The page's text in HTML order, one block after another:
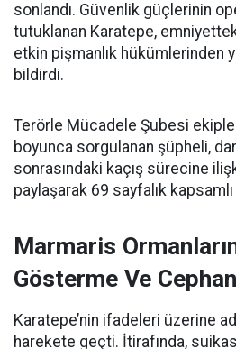
sonlandı. Güvenlik güçlerinin
tutuklanan Karatepe,
etkin pişmanlık hükümlerinden
bildirdi.
Terörle Mücadele Şubesi
boyunca sorgulanan şüpheli,
sonrasındaki kaçış sürecine
paylaşarak 69 sayfalık
Marmaris
Gösterme Ve
Karatepe’nin ifadeleri üzerine
harekete geçti. İtirafında,